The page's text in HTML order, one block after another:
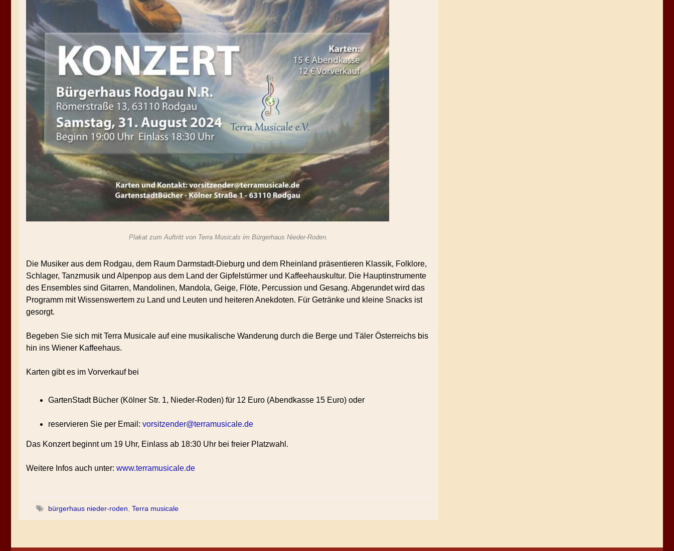
Plakat zum Auftritt von Terra Musicals im Bürgerhaus Nieder-Roden.
Die Musiker aus dem Rodgau, dem Raum Darmstadt-Dieburg und dem Rheinland präsentieren Klassik, Folklore,
Schlager, Tanzmusik und Alpenpop aus dem Land der Gipfelstürmer und Kaffeehauskultur. Die Hauptinstrumente
des Ensembles sind Gitarren, Mandolinen, Mandola, Geige, Flöte, Percussion und Gesang. Abgerundet wird das
Programm mit Wissenswertem zu Land und Leuten und heiteren Anekdoten. Für Getränke und kleine Snacks ist
gesorgt.
Begeben Sie sich mit Terra Musicale auf eine musikalische Wanderung durch die Berge und Täler Österreichs bis
hin ins Wiener Kaffeehaus.
Karten gibt es im Vorverkauf bei
GartenStadt Bücher (Kölner Str. 1, Nieder-Roden) für 12 Euro (Abendkasse 15 Euro) oder
reservieren Sie per Email: vorsitzender@terramusicale.de
Das Konzert beginnt um 19 Uhr, Einlass ab 18:30 Uhr bei freier Platzwahl.
Weitere Infos auch unter: www.terramusicale.de
bürgerhaus nieder-roden Terra musicale